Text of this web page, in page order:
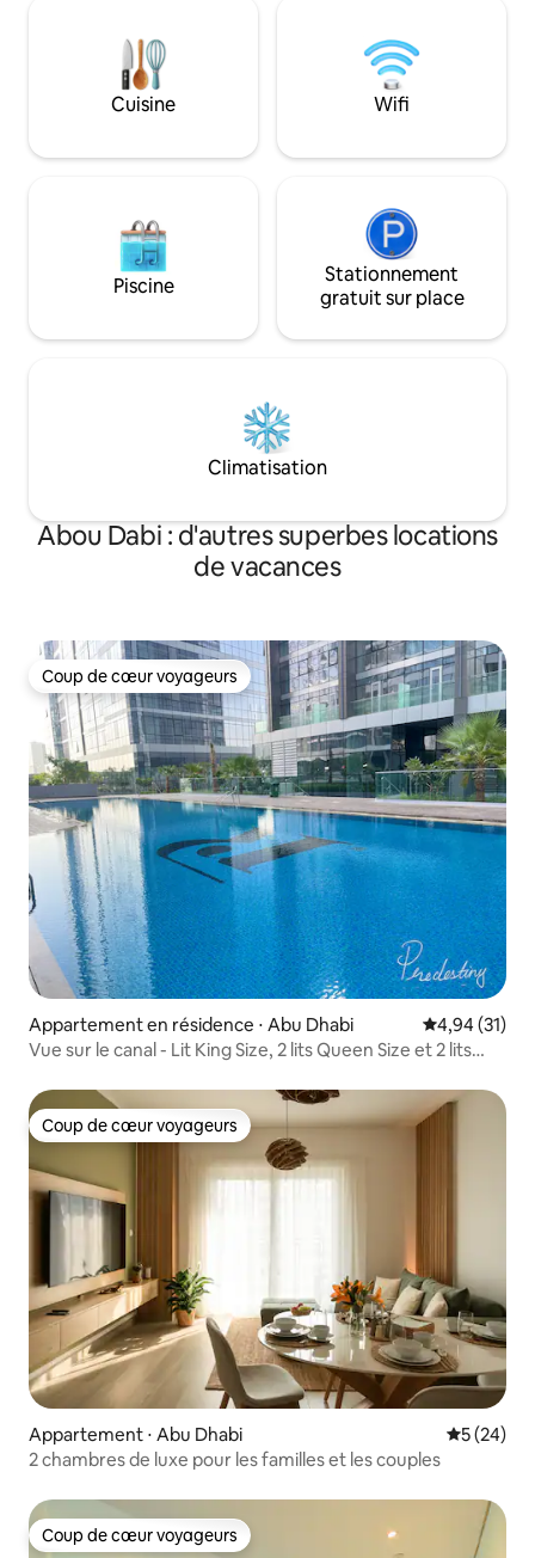
pour 3 personnes et 2 tables d'étude en
verre pour profiter d'un petit-déjeuner
ou d'un café le matin. À 5 minutes de
l'aéroport, à 10 minutes de l'île de Yas, à
et à 50 minutes de Dubaï.
course de Formule 1 de
World - Parc à
parc à thème des
- Parcours de golf
Yas. - Etihad
Cuisine Wifi
Piscine
Stationnement
gratuit sur place
Climatisation
Abou Dabi : d'autres superbes locations
de vacances
Coup de cœur voyageurs
Coup de cœur voyageurs
Appartement en résidence ⋅ Abu Dhabi Évaluation
4,94 (31)
Vue sur le canal - Lit King Size, 2 lits Queen Size et 2 lits
Coup de cœur voyageurs
Coup de cœur voyageurs
Appartement ⋅ Abu Dhabi
5 (24)
2 chambres de luxe pour les familles et les couples
Coup de cœur voyageurs
Coup de cœur voyageurs